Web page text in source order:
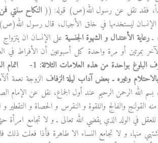
فقد نقل عن رسول الله(ص) قوله: ((النكاح سنتي
الإنسان ليستخدمها في خلق الأجيال، قال رسول
رعاية الأعتدال و الشهوة الجنسية على الإنسان ان
بمرتين أو مرة واحدة كل أسبوعين أن الأفراط
البلوغ بواحدة من هذه العلامات الثلاثة: 1- اتمام السنة الخامسة عشر القمرية للذكور وتسع سنوات للإناث ـ
وغيره ـ بعض آداب ليلة الزفاف الزوجة نعمة
الله الرحمن الرحيم عند أول الجماع، نقل عن
منه القولنج والفالج واللقوة و النقرس و الحصاة و
للعقل في الولد الذي يقضي الله تعالى ـ و لا تجامع
منها، و لا تجامع النساء الا طاهرة فأذا فعلت